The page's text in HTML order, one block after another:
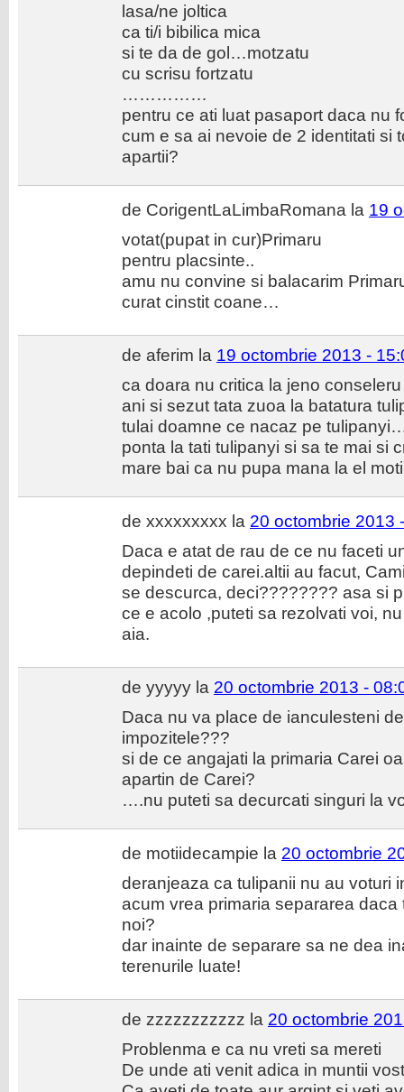
lasa/ne joltica
ca ti/i bibilica mica
si te da de gol…motzatu
cu scrisu fortzatu
……………
pentru ce ati luat pasaport daca nu
cum e sa ai nevoie de 2 identitati si
apartii?
de CorigentLaLimbaRomana la 19
votat(pupat in cur)Primaru
pentru placsinte..
amu nu convine si balacarim
curat cinstit coane…
de aferim la 19 octombrie 2013 -
ca doara nu critica la jeno
ani si sezut tata zuoa la batatura
tulai doamne ce nacaz pe
ponta la tati tulipanyi si sa te mai si
mare bai ca nu pupa mana la el
de xxxxxxxxx la 20 octombrie 2013
Daca e atat de rau de ce nu faceti
depindeti de carei.altii au facut,
se descurca, deci???????? asa si
ce e acolo ,puteti sa rezolvati voi,
aia.
de yyyyy la 20 octombrie 2013 -
Daca nu va place de ianculesteni
impozitele???
si de ce angajati la primaria Carei
apartin de Carei?
….nu puteti sa decurcati singuri la
de motiidecampie la 20 octombrie
deranjeaza ca tulipanii nu au voturi
acum vrea primaria separarea
noi?
dar inainte de separare sa ne dea
terenurile luate!
de zzzzzzzzzzz la 20 octombrie
Problenma e ca nu vreti sa mereti
De unde ati venit adica in muntii